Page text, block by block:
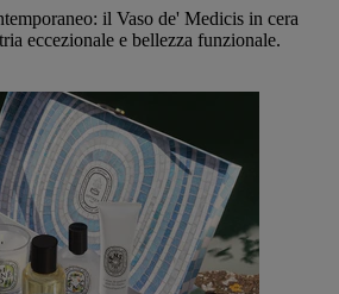
il Vaso de' Medicis in cera
eccezionale e bellezza funzionale.